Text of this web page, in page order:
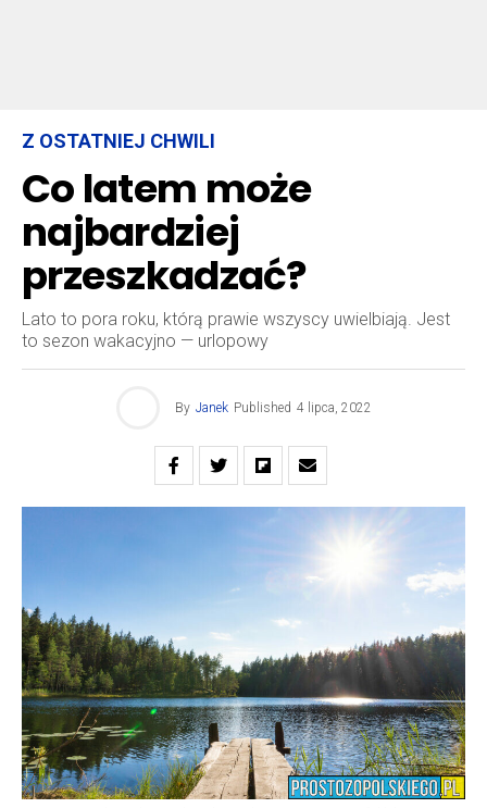
Z OSTATNIEJ CHWILI
Co latem może
najbardziej
przeszkadzać?
Lato to pora roku, którą prawie wszyscy uwielbiają. Jest
to sezon wakacyjno — urlopowy
By Janek Published 4 lipca, 2022